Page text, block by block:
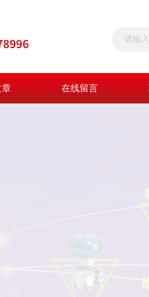
章 在线留言